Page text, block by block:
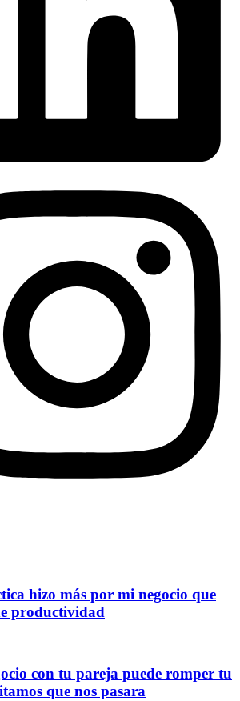
hizo más por mi negocio que
productividad
con tu pareja puede romper tu
que nos pasara